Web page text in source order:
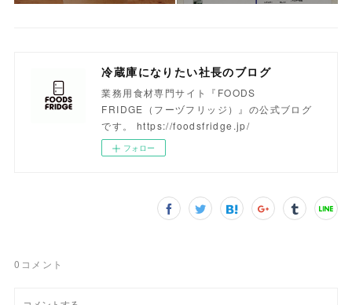
冷蔵庫になりたい社長のブログ
業務用食材専門サイト『FOODS
FRIDGE（フーヅフリッジ）』の公式ブログ
です。 https://foodsfridge.jp/
フォロー
0 コメント